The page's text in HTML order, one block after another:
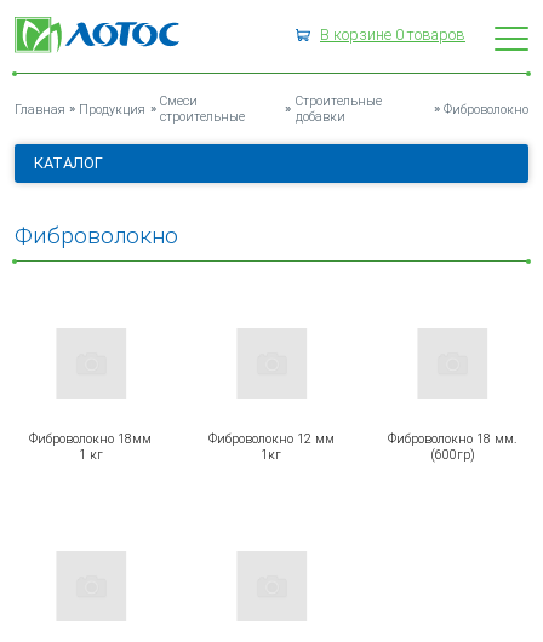
В корзине 0товаров
ФИБРОВОЛОКНО
Главная » Продукция » Смеси
строительные
» Строительные
добавки
» Фиброволокно
КАТАЛОГ
Фиброволокно
Фиброволокно 18мм
1 кг
Фиброволокно 12 мм
1кг
Фиброволокно 18 мм.
(600гр)